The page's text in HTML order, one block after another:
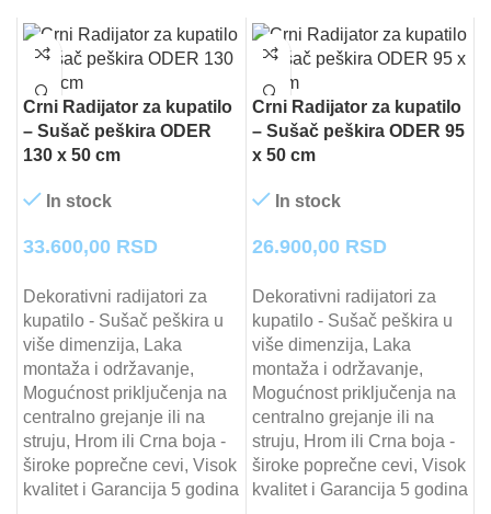
Crni Radijator za kupatilo
– Sušač peškira ODER
130 x 50 cm
In stock
33.600,00 RSD
Dekorativni radijatori za
kupatilo - Sušač peškira u
više dimenzija, Laka
montaža i održavanje,
Mogućnost priključenja na
centralno grejanje ili na
struju, Hrom ili Crna boja -
široke poprečne cevi, Visok
kvalitet i Garancija 5 godina
Crni Radijator za kupatilo
– Sušač peškira ODER 95
x 50 cm
In stock
26.900,00 RSD
Dekorativni radijatori za
kupatilo - Sušač peškira u
više dimenzija, Laka
montaža i održavanje,
Mogućnost priključenja na
centralno grejanje ili na
struju, Hrom ili Crna boja -
široke poprečne cevi, Visok
kvalitet i Garancija 5 godina